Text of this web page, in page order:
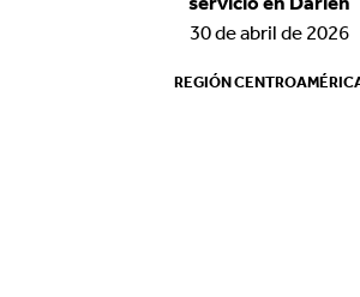
30 de abril de 2026
REGIÓN
30 de abril de 2026
REGIÓN